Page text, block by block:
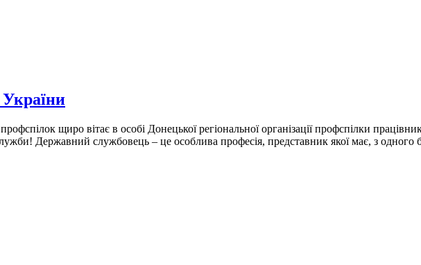
щиро вітає в особі Донецької регіональної організації профспілки
Державний службовець – це особлива професія, представник якої має, з одного